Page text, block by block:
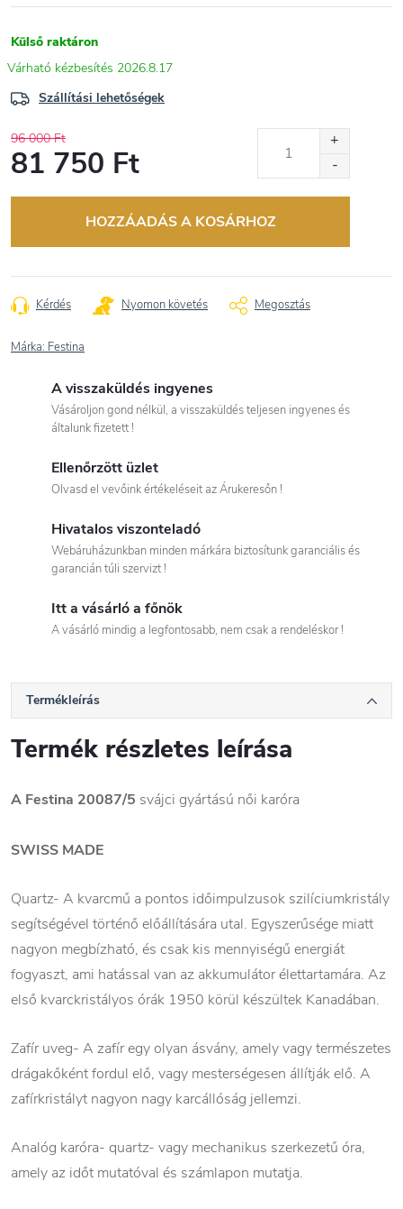
Külső raktáron
2026.8.17
Szállítási lehetőségek
96 000 Ft
81 750 Ft
HOZZÁADÁS A KOSÁRHOZ
Kérdés Nyomon követés Megosztás
Márka: Festina
A visszaküldés ingyenes
Vásároljon gond nélkül, a visszaküldés teljesen ingyenes és
általunk fizetett !
Ellenőrzött üzlet
Olvasd el vevőink értékeléseit az Árukeresőn !
Hivatalos viszonteladó
Webáruházunkban minden márkára biztosítunk garanciális és
garancián túli szervizt !
Itt a vásárló a főnök
A vásárló mindig a legfontosabb, nem csak a rendeléskor !
Termékleírás
Termék részletes leírása
A Festina 20087/5 svájci gyártású női karóra
SWISS MADE
Quartz- A kvarcmű a pontos időimpulzusok szilíciumkristály
segítségével történő előállítására utal. Egyszerűsége miatt
nagyon megbízható, és csak kis mennyiségű energiát
fogyaszt, ami hatással van az akkumulátor élettartamára. Az
első kvarckristályos órák 1950 körül készültek Kanadában.
Zafír uveg- A zafír egy olyan ásvány, amely vagy természetes
drágakőként fordul elő, vagy mesterségesen állítják elő. A
zafírkristályt nagyon nagy karcállóság jellemzi.
Analóg karóra- quartz- vagy mechanikus szerkezetű óra,
amely az időt mutatóval és számlapon mutatja.